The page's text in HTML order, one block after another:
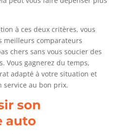
à ces deux critères, vous
meilleurs comparateurs
chers sans vous soucier des
Vous gagnerez du temps,
adapté à votre situation et
au bon prix.
son
auto